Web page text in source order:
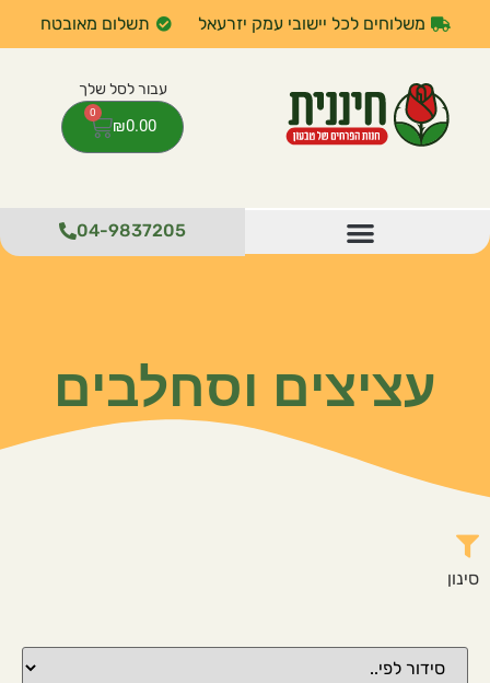
משלוחים לכל יישובי עמק יזרעאל תשלום מאובטח
₪0.00
0
04-9837205
עציצים וסחלבים